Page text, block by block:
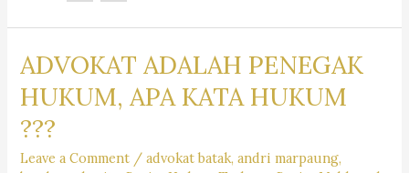
TOLU
DAN
PERKAWINAN
MASYARAKAT
BATAK
ADVOKAT ADALAH PENEGAK
HUKUM, APA KATA HUKUM
???
Leave a Comment /advokat batak,andri marpaung,